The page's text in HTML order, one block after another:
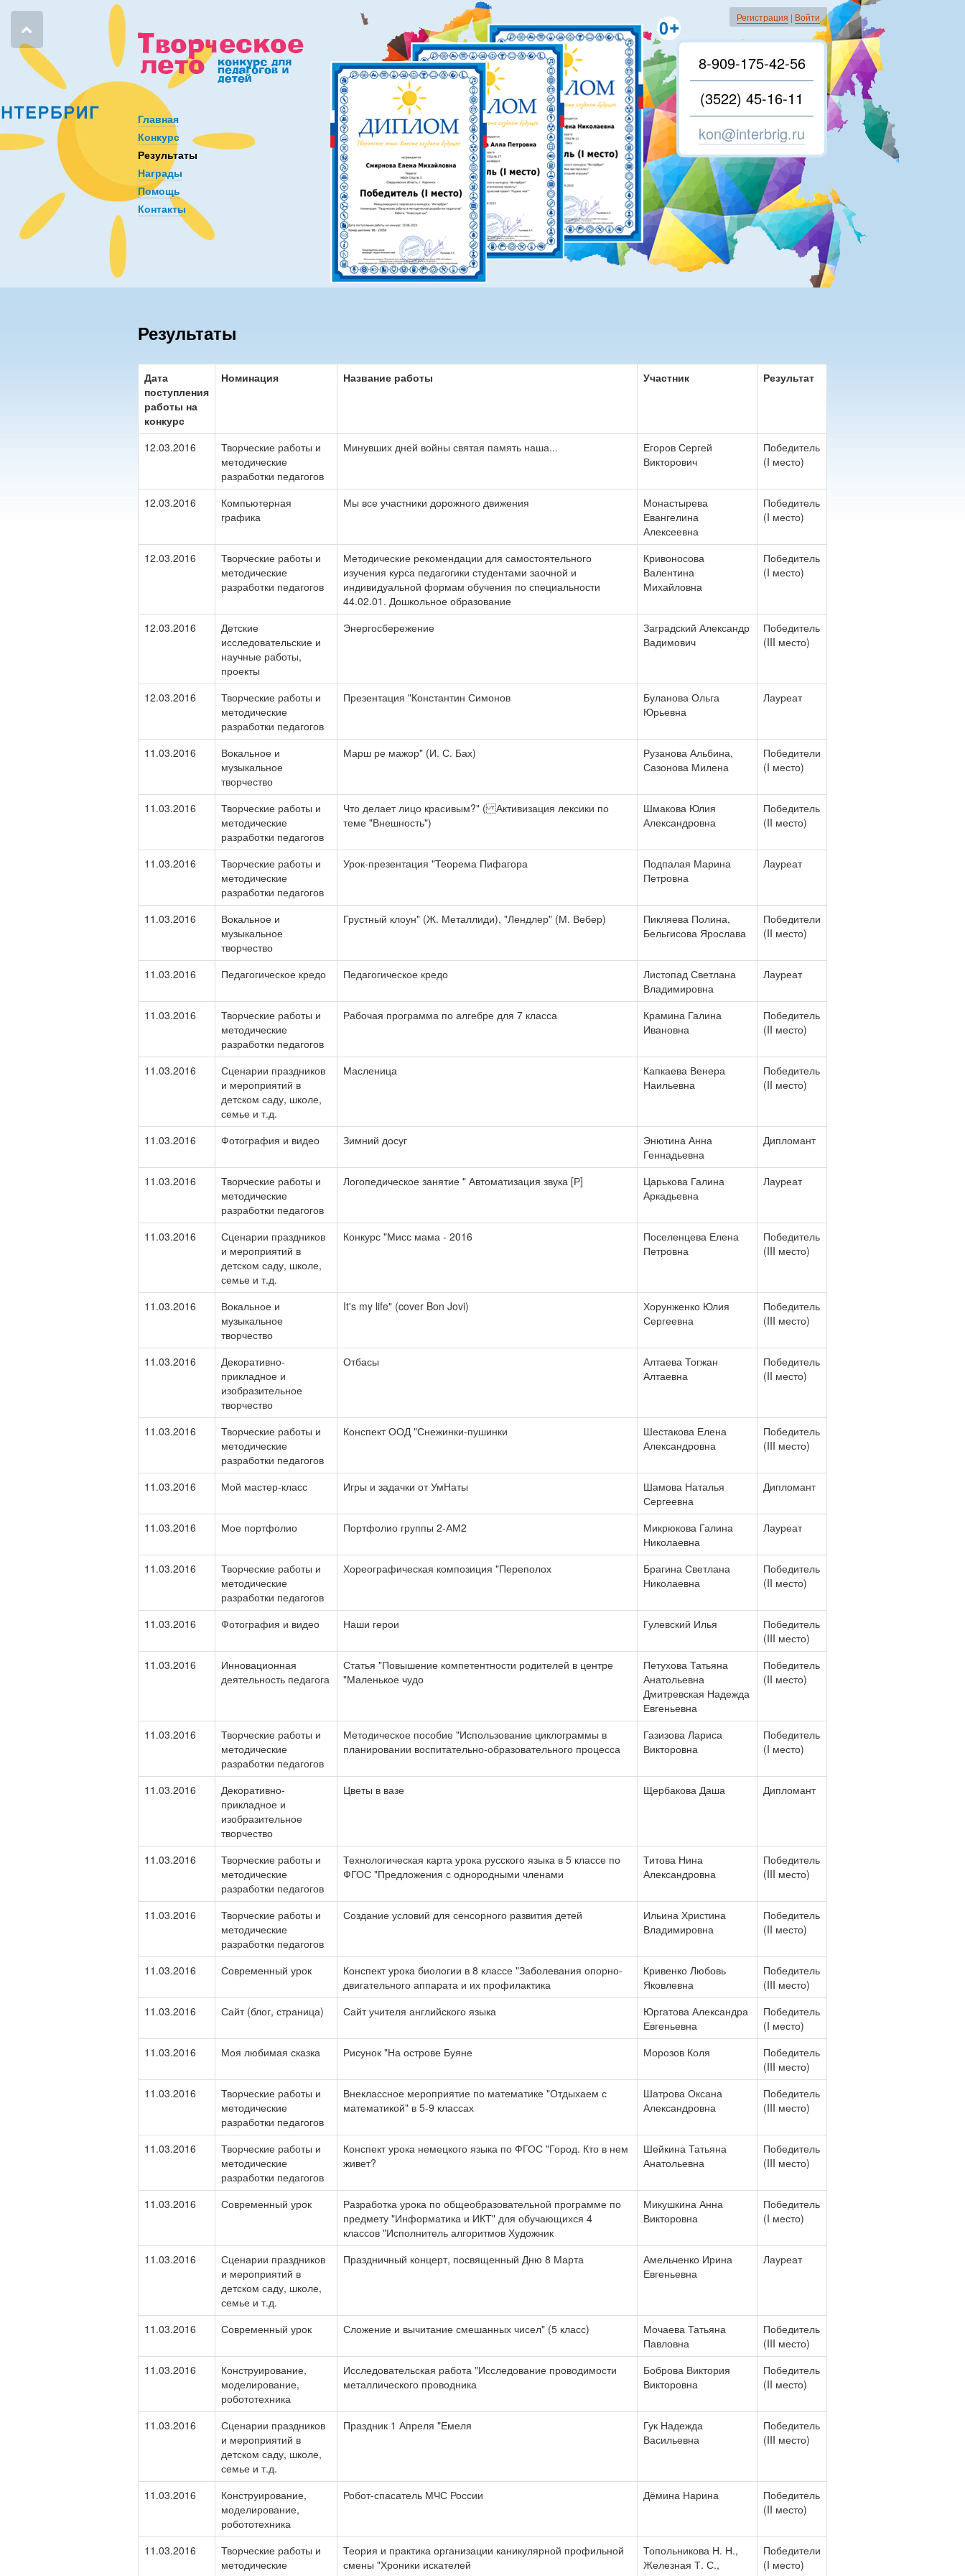
Главная
Конкурс
Результаты
Награды
Помощь
Контакты
Регистрация | Войти
8-909-175-42-56
(3522) 45-16-11
kon@interbrig.ru
Результаты
Дата
поступления
работы на
конкурс
Номинация Название работы Участник Результат
12.03.2016
Творческие работы и
методические
разработки педагогов
Минувших дней войны святая память наша...
Егоров Сергей
Викторович
Победитель
(I место)
12.03.2016
Компьютерная
графика
Мы все участники дорожного движения
Монастырева
Евангелина
Алексеевна
Победитель
(I место)
12.03.2016
Творческие работы и
методические
разработки педагогов
Методические рекомендации для самостоятельного
изучения курса педагогики студентами заочной и
индивидуальной формам обучения по специальности
44.02.01. Дошкольное образование
Кривоносова
Валентина
Михайловна
Победитель
(I место)
12.03.2016
Детские
исследовательские и
научные работы,
проекты
Энергосбережение
Заградский Александр
Вадимович
Победитель
(III место)
12.03.2016
Творческие работы и
методические
разработки педагогов
Презентация "Константин Симонов
Буланова Ольга
Юрьевна
Лауреат
11.03.2016
Вокальное и
музыкальное
творчество
Марш ре мажор" (И. С. Бах)
Рузанова Альбина,
Сазонова Милена
Победители
(I место)
11.03.2016
Творческие работы и
методические
разработки педагогов
Что делает лицо красивым?" ( Активизация лексики по
теме "Внешность")
Шмакова Юлия
Александровна
Победитель
(II место)
11.03.2016
Творческие работы и
методические
разработки педагогов
Урок-презентация "Теорема Пифагора
Подпалая Марина
Петровна
Лауреат
11.03.2016
Вокальное и
музыкальное
творчество
Грустный клоун" (Ж. Металлиди), "Лендлер" (М. Вебер)
Пикляева Полина,
Бельгисова Ярослава
Победители
(II место)
11.03.2016 Педагогическое кредо Педагогическое кредо
Листопад Светлана
Владимировна
Лауреат
11.03.2016
Творческие работы и
методические
разработки педагогов
Рабочая программа по алгебре для 7 класса
Крамина Галина
Ивановна
Победитель
(II место)
11.03.2016
Сценарии праздников
и мероприятий в
детском саду, школе,
семье и т.д.
Масленица
Капкаева Венера
Наильевна
Победитель
(II место)
11.03.2016 Фотография и видео Зимний досуг
Энютина Анна
Геннадьевна
Дипломант
11.03.2016
Творческие работы и
методические
разработки педагогов
Логопедическое занятие " Автоматизация звука [Р]
Царькова Галина
Аркадьевна
Лауреат
11.03.2016
Сценарии праздников
и мероприятий в
детском саду, школе,
семье и т.д.
Конкурс "Мисс мама - 2016
Поселенцева Елена
Петровна
Победитель
(III место)
11.03.2016
Вокальное и
музыкальное
творчество
It's my life" (cover Bon Jovi)
Хорунженко Юлия
Сергеевна
Победитель
(III место)
11.03.2016
Декоративно-
прикладное и
изобразительное
творчество
Отбасы
Алтаева Тогжан
Алтаевна
Победитель
(II место)
11.03.2016
Творческие работы и
методические
разработки педагогов
Конспект ООД "Снежинки-пушинки
Шестакова Елена
Александровна
Победитель
(III место)
11.03.2016 Мой мастер-класс Игры и задачки от УмНаты
Шамова Наталья
Сергеевна
Дипломант
11.03.2016 Мое портфолио Портфолио группы 2-АМ2
Микрюкова Галина
Николаевна
Лауреат
11.03.2016
Творческие работы и
методические
разработки педагогов
Хореографическая композиция "Переполох
Брагина Светлана
Николаевна
Победитель
(II место)
11.03.2016 Фотография и видео Наши герои Гулевский Илья
Победитель
(III место)
11.03.2016
Инновационная
деятельность педагога
Статья "Повышение компетентности родителей в центре
"Маленькое чудо
Петухова Татьяна
Анатольевна
Дмитревская Надежда
Евгеньевна
Победитель
(II место)
11.03.2016
Творческие работы и
методические
разработки педагогов
Методическое пособие "Использование циклограммы в
планировании воспитательно-образовательного процесса
Газизова Лариса
Викторовна
Победитель
(I место)
11.03.2016
Декоративно-
прикладное и
изобразительное
творчество
Цветы в вазе Щербакова Даша Дипломант
11.03.2016
Творческие работы и
методические
разработки педагогов
Технологическая карта урока русского языка в 5 классе по
ФГОС "Предложения с однородными членами
Титова Нина
Александровна
Победитель
(III место)
11.03.2016
Творческие работы и
методические
разработки педагогов
Создание условий для сенсорного развития детей
Ильина Христина
Владимировна
Победитель
(II место)
11.03.2016 Современный урок
Конспект урока биологии в 8 классе "Заболевания опорно-
двигательного аппарата и их профилактика
Кривенко Любовь
Яковлевна
Победитель
(III место)
11.03.2016
Сайт (блог, страница) Сайт учителя английского языка
Юргатова Александра
Евгеньевна
Победитель
(I место)
11.03.2016
Моя любимая сказка Рисунок "На острове Буяне Морозов Коля
Победитель
(III место)
11.03.2016
Творческие работы и
методические
разработки педагогов
Внеклассное мероприятие по математике "Отдыхаем с
математикой" в 5-9 классах
Шатрова Оксана
Александровна
Победитель
(III место)
11.03.2016
Творческие работы и
методические
разработки педагогов
Конспект урока немецкого языка по ФГОС "Город. Кто в нем
живет?
Шейкина Татьяна
Анатольевна
Победитель
(III место)
11.03.2016 Современный урок
Разработка урока по общеобразовательной программе по
предмету "Информатика и ИКТ" для обучающихся 4
классов "Исполнитель алгоритмов Художник
Микушкина Анна
Викторовна
Победитель
(I место)
11.03.2016
Сценарии праздников
и мероприятий в
детском саду, школе,
семье и т.д.
Праздничный концерт, посвященный Дню 8 Марта
Амельченко Ирина
Евгеньевна
Лауреат
11.03.2016 Современный урок Сложение и вычитание смешанных чисел" (5 класс)
Мочаева Татьяна
Павловна
Победитель
(III место)
11.03.2016
Конструирование,
моделирование,
робототехника
Исследовательская работа "Исследование проводимости
металлического проводника
Боброва Виктория
Викторовна
Победитель
(II место)
11.03.2016
Сценарии праздников
и мероприятий в
детском саду, школе,
семье и т.д.
Праздник 1 Апреля "Емеля
Гук Надежда
Васильевна
Победитель
(III место)
11.03.2016
Конструирование,
моделирование,
робототехника
Робот-спасатель МЧС России Дёмина Нарина
Победитель
(II место)
11.03.2016
Творческие работы и
методические
Теория и практика организации каникулярной профильной
смены "Хроники искателей
Топольникова Н. Н.,
Железная Т. С.,
Победители
(I место)